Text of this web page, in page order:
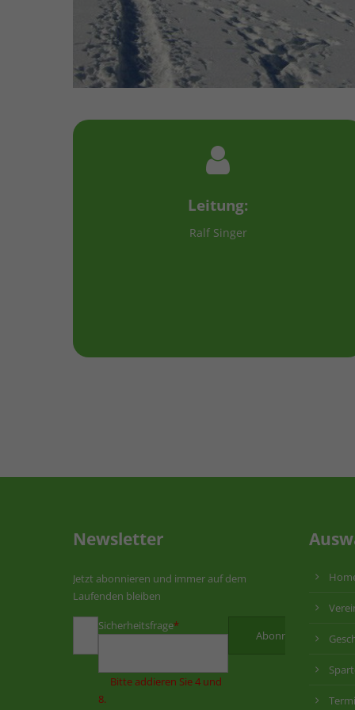
Leitung:
Ralf Singer
Newsletter
Jetzt abonnieren und immer auf dem
Laufenden bleiben
Sicherheitsfrage*
Bitte addieren Sie 4 und
8.